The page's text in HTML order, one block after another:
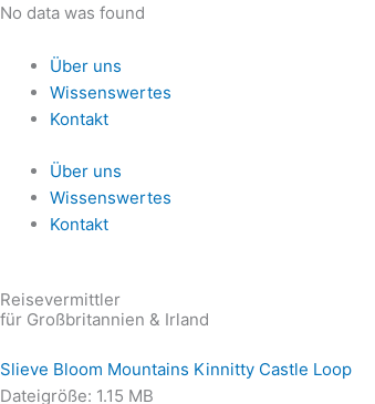
Zum
springen
No data was found
Über uns
Wissenswertes
Kontakt
Über uns
Wissenswertes
Kontakt
Reisevermittler
für Großbritannien & Irland
Slieve Bloom Mountains Kinnitty Castle Loop
Dateigröße: 1.15 MB